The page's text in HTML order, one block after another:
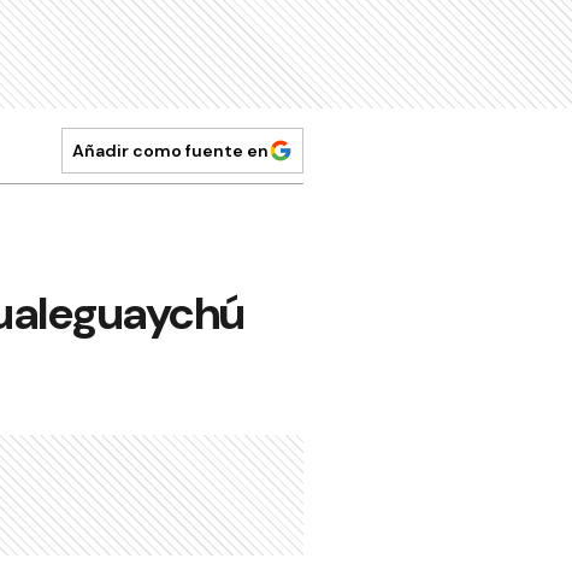
Añadir como fuente en